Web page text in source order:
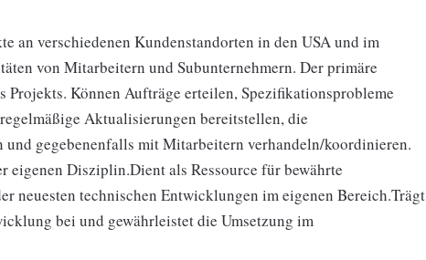
an verschiedenen Kundenstandorten in den USA und im
von Mitarbeitern und Subunternehmern. Der primäre
Projekts. Können Aufträge erteilen, Spezifikationsprobleme
Aktualisierungen bereitstellen, die
gegebenenfalls mit Mitarbeitern verhandeln/koordinieren.
eigenen Disziplin.Dient als Ressource für bewährte
neuesten technischen Entwicklungen im eigenen Bereich.Trägt
bei und gewährleistet die Umsetzung im